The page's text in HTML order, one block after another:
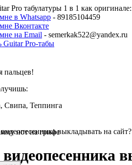
Pro табулатуры 1 в 1 как
в Whatsapp - 89185104459
Вконтакте
на Email - semerkak522@yandex.ru
выкладывать на сайт?
пальцев!
Свипа, Теппинга
нот на грифе